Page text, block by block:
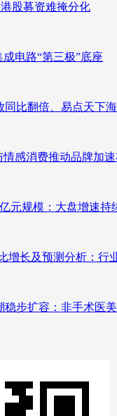
股募资难掩分化
电路“第三极”底座
同比翻倍、易点天下
感消费推动品牌加
元规模：大盘增速
增长及预测分析：
步扩容：非手术医